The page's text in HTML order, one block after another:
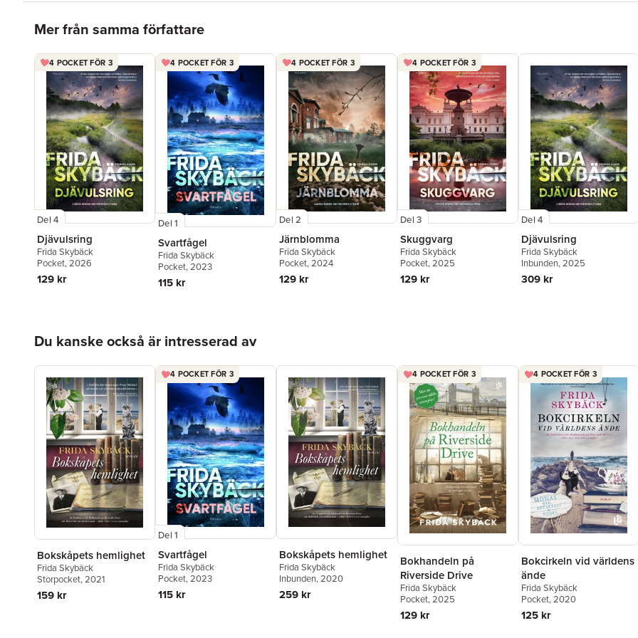
som
hemlighet
med
historia,
"Jag
Jag
Jag
den här
Mer från samma författare
4 POCKET FÖR 3
Del 4
Djävulsring
Frida Skybäck
Pocket, 2026
129 kr
4 POCKET FÖR 3
Del 1
Svartfågel
Frida Skybäck
Pocket, 2023
115 kr
4 POCKET FÖR 3
Del 2
Järnblomma
Frida Skybäck
Pocket, 2024
129 kr
4 POCKET FÖR 3
Del 3
Skuggvarg
Frida Skybäck
Pocket, 2025
129 kr
Del 4
Djävulsring
Frida Skybäck
Inbunden, 2025
309 kr
Du kanske också är intresserad av
Bokskåpets hemlighet
Frida Skybäck
Storpocket, 2021
159 kr
4 POCKET FÖR 3
Del 1
Svartfågel
Frida Skybäck
Pocket, 2023
115 kr
Bokskåpets hemlighet
Frida Skybäck
Inbunden, 2020
259 kr
4 POCKET FÖR 3
Bokhandeln på
Riverside Drive
Frida Skybäck
Pocket, 2025
129 kr
4 POCKET FÖR 3
Bokcirkeln vid världens
ände
Frida Skybäck
Pocket, 2020
125 kr